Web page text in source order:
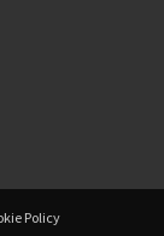
Policy